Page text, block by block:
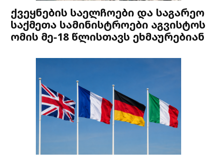
ქვეყნების საელჩოები და საგარეო
საქმეთა სამინისტროები აგვისტოს
ომის მე-18 წლისთავს ეხმაურებიან